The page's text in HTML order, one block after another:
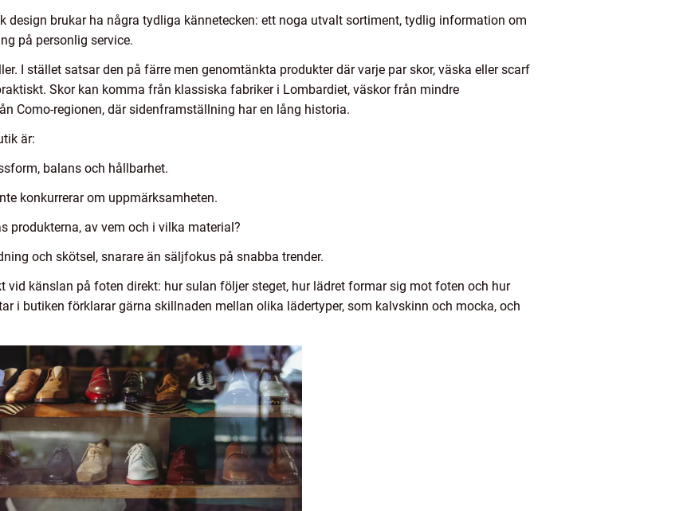
design brukar ha några tydliga kännetecken: ett noga utvalt sortiment, tydlig information om
på personlig service.
I stället satsar den på färre men genomtänkta produkter där varje par skor, väska eller scarf
Skor kan komma från klassiska fabriker i Lombardiet, väskor från mindre
Como-regionen, där sidenframställning har en lång historia.
är:
balans och hållbarhet.
konkurrerar om uppmärksamheten.
produkterna, av vem och i vilka material?
och skötsel, snarare än säljfokus på snabba trender.
vid känslan på foten direkt: hur sulan följer steget, hur lädret formar sig mot foten och hur
i butiken förklarar gärna skillnaden mellan olika lädertyper, som kalvskinn och mocka, och